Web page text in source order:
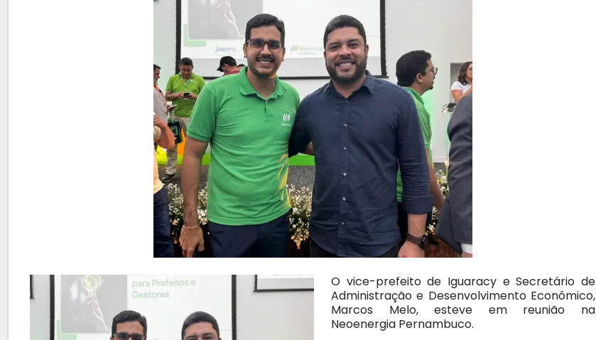
O vice-prefeito de Iguaracy e Secretário de
Administração e Desenvolvimento Econômico,
Marcos Melo, esteve em reunião na
Neoenergia Pernambuco.